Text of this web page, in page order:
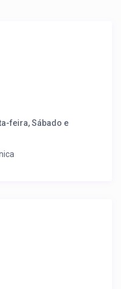
feira, Sábado e